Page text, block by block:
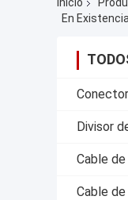
Inicio
En
Divisor
Cable
Cable